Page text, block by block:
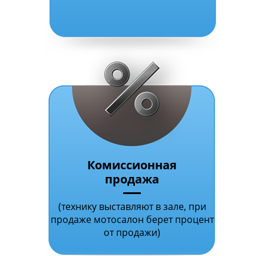
Комиссионная
продажа
(технику выставляют в зале, при
продаже мотосалон берет процент
от продажи)